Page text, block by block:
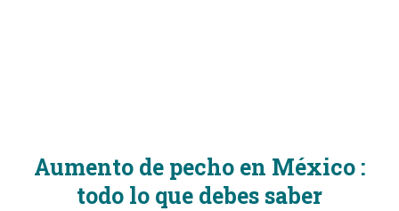
Aumento de pecho en México :
todo lo que debes saber